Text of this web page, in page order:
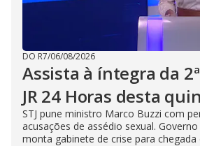
DO R7/06/08/2026
Assista à íntegra da
JR 24 Horas desta
STJ pune ministro Marco Buzzi com
acusações de assédio sexual.
monta gabinete de crise para chegada